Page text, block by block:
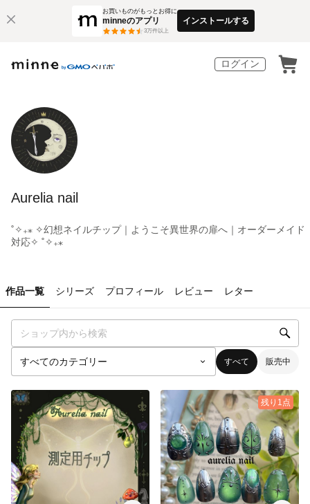
お買いものがもっとお得に
minneのアプリ
3万件以上
インストールする
ログイン
Aurelia nail
˚✧₊⁎ ✧幻想ネイルチップ｜ようこそ異世界の扉へ｜オーダーメイド
対応✧ ˚✧₊⁎
作品一覧 シリーズ プロフィール レビュー レター
すべて 販売中
残り1点